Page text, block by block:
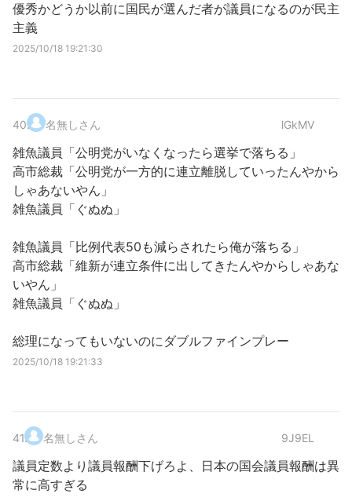
優秀かどうか以前に国民が選んだ者が議員になるのが民主
主義
2025/10/18 19:21:30
40. 名無しさん lGkMV
雑魚議員「公明党がいなくなったら選挙で落ちる」
高市総裁「公明党が一方的に連立離脱していったんやから
しゃあないやん」
雑魚議員「ぐぬぬ」
雑魚議員「比例代表50も減らされたら俺が落ちる」
高市総裁「維新が連立条件に出してきたんやからしゃあな
いやん」
雑魚議員「ぐぬぬ」
総理になってもいないのにダブルファインプレー
2025/10/18 19:21:33
41. 名無しさん 9J9EL
議員定数より議員報酬下げろよ、日本の国会議員報酬は異
常に高すぎる